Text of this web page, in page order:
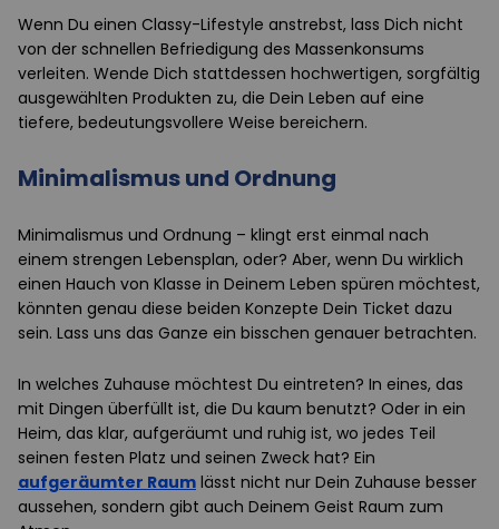
Wenn Du einen Classy-Lifestyle anstrebst, lass Dich nicht
von der schnellen Befriedigung des Massenkonsums
verleiten. Wende Dich stattdessen hochwertigen, sorgfältig
ausgewählten Produkten zu, die Dein Leben auf eine
tiefere, bedeutungsvollere Weise bereichern.
Minimalismus und Ordnung
Minimalismus und Ordnung – klingt erst einmal nach
einem strengen Lebensplan, oder? Aber, wenn Du wirklich
einen Hauch von Klasse in Deinem Leben spüren möchtest,
könnten genau diese beiden Konzepte Dein Ticket dazu
sein. Lass uns das Ganze ein bisschen genauer betrachten.
In welches Zuhause möchtest Du eintreten? In eines, das
mit Dingen überfüllt ist, die Du kaum benutzt? Oder in ein
Heim, das klar, aufgeräumt und ruhig ist, wo jedes Teil
seinen festen Platz und seinen Zweck hat? Ein
aufgeräumter Raum lässt nicht nur Dein Zuhause besser
aussehen, sondern gibt auch Deinem Geist Raum zum